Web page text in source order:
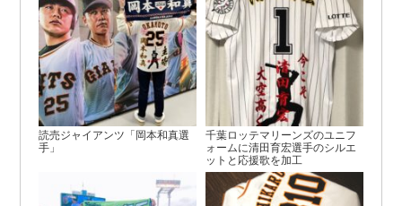
読売ジャイアンツ「岡本和真選
手」
千葉ロッテマリーンズのユニフ
ォームに清田育宏選手のシルエ
ットと応援歌を加工